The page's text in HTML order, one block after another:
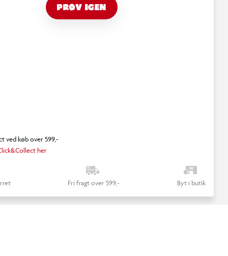
PRØV IGEN
ved køb over 599,-
her
Fri fragt over 599,- Byt i butik